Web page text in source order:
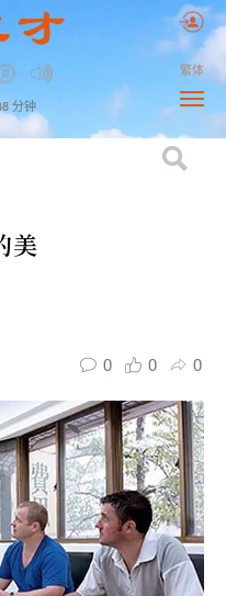
分钟
繁体
美
0 0 0